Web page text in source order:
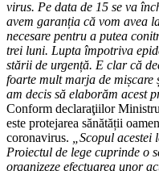
virus. Pe data de 15 se va
avem garanția că vom avea
necesare pentru a putea
trei luni. Lupta împotriva
stării de urgență. E clar că
foarte mult marja de mișcare
am decis să elaborăm acest
Conform declaraţiilor
este protejarea sănătății
coronavirus.
„Scopul
Proiectul de lege cuprinde o
organizeze efectuarea unor